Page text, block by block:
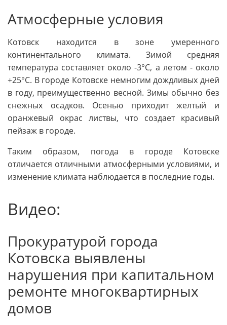
Атмосферные условия
Котовск находится в зоне умеренного
континентального климата. Зимой средняя
температура составляет около -3°C, а летом - около
+25°C. В городе Котовске немногим дождливых дней
в году, преимущественно весной. Зимы обычно без
снежных осадков. Осенью приходит желтый и
оранжевый окрас листвы, что создает красивый
пейзаж в городе.
Таким образом, погода в городе Котовске
отличается отличными атмосферными условиями, и
изменение климата наблюдается в последние годы.
Видео:
Прокуратурой города
Котовска выявлены
нарушения при капитальном
ремонте многоквартирных
домов